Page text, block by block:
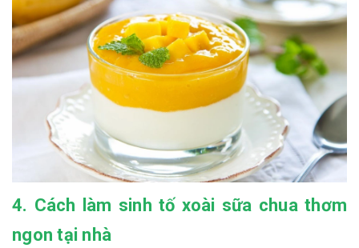
4. Cách làm sinh tố xoài sữa chua thơm
ngon tại nhà